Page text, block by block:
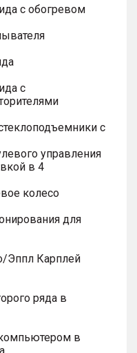
с обогревом
с
с
управления
в 4
колесо
для
Эппл Карплей
ряда в
в